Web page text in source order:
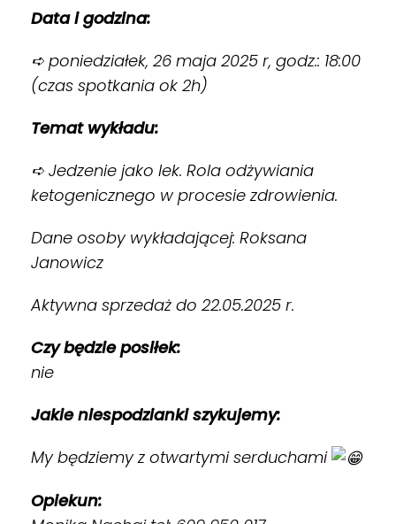
Data i godzina:
➪ poniedziałek, 26 maja 2025 r, godz.: 18:00
(czas spotkania ok 2h)
Temat wykładu:
➪ Jedzenie jako lek. Rola odżywiania
ketogenicznego w procesie zdrowienia.
Dane osoby wykładającej: Roksana
Janowicz
Aktywna sprzedaż do 22.05.2025 r.
Czy będzie posiłek:
nie
Jakie niespodzianki szykujemy:
My będziemy z otwartymi serduchami
Opiekun: